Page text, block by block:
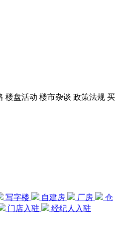
楼盘活动 楼市杂谈 政策法规 买
写字楼 自建房 厂房
仓
门店入驻 经纪人入驻